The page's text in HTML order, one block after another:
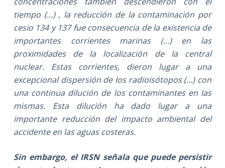
tiempo (…) , la reducción de la contaminación por
cesio 134 y 137 fue consecuencia de la existencia de
importantes corrientes marinas (…) en las
proximidades de la localización de la central
nuclear. Estas corrientes, dieron lugar a una
excepcional dispersión de los radioisótopos (…) con
una continua dilución de los contaminantes en las
mismas. Esta dilución ha dado lugar a una
importante reducción del impacto ambiental del
accidente en las aguas costeras.
Sin embargo, el IRSN señala que puede persistir